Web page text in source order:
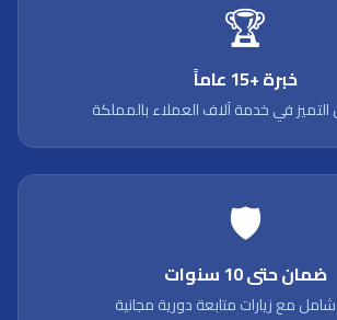
🏆
خبرة +15 عاماً
في خدمة آلاف العملاء بالمملكة
🛡️
ضمان حتى 10 سنوات
مع زيارات متابعة دورية مجانية